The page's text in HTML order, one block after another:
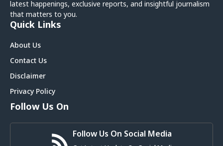
latest happenings, exclusive reports, and insightful journalism
that matters to you.
Quick Links
About Us
Contact Us
Disclaimer
Privacy Policy
Follow Us On
Follow Us On Social Media